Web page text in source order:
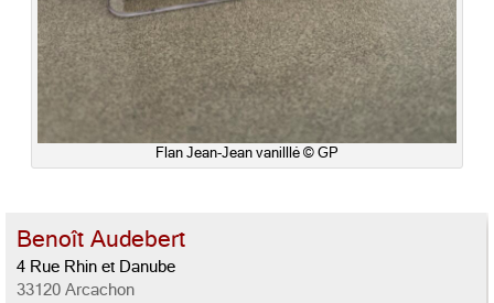
Flan Jean-Jean vanilllé © GP
Benoît Audebert
4 Rue Rhin et Danube
33120 Arcachon